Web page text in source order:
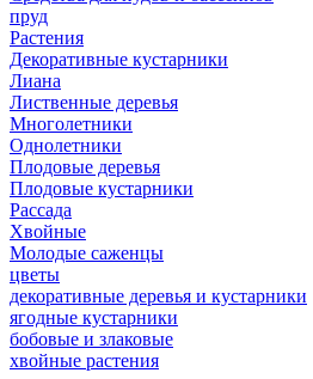
пруд
Растения
Декоративные кустарники
Лиана
Лиственные деревья
Многолетники
Однолетники
Плодовые деревья
Плодовые кустарники
Рассада
Хвойные
Молодые саженцы
цветы
декоративные деревья и кустарники
ягодные кустарники
бобовые и злаковые
хвойные растения